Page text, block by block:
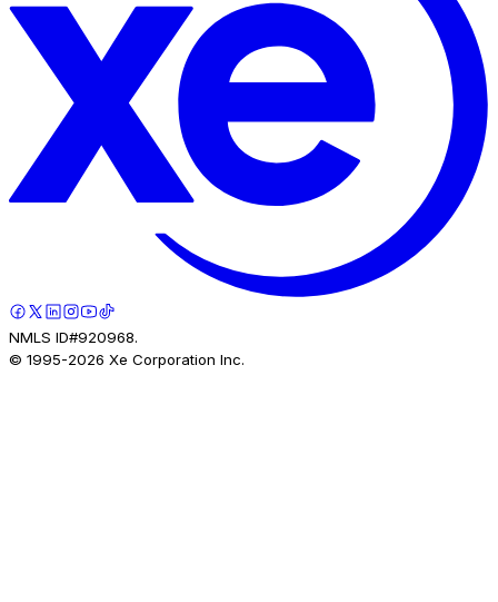
NMLS ID#920968.
© 1995-2026 Xe Corporation Inc.